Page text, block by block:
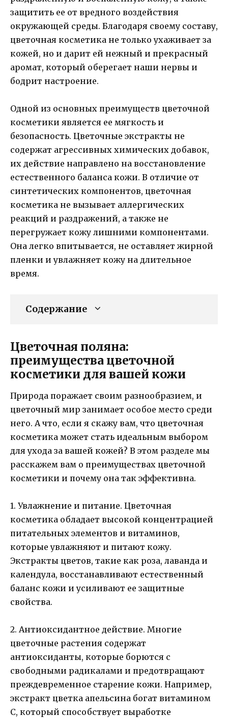
защитить ее от вредного воздействия
окружающей среды. Благодаря своему составу,
цветочная косметика не только ухаживает за
кожей, но и дарит ей нежный и прекрасный
аромат, который оберегает наши нервы и
бодрит настроение.
Одной из основных преимуществ цветочной
косметики является ее мягкость и
безопасность. Цветочные экстракты не
содержат агрессивных химических добавок,
их действие направлено на восстановление
естественного баланса кожи. В отличие от
синтетических компонентов, цветочная
косметика не вызывает аллергических
реакций и раздражений, а также не
перегружает кожу лишними компонентами.
Она легко впитывается, не оставляет жирной
пленки и увлажняет кожу на длительное
время.
Содержание
Цветочная поляна:
преимущества цветочной
косметики для вашей кожи
Природа поражает своим разнообразием, и
цветочный мир занимает особое место среди
него. А что, если я скажу вам, что цветочная
косметика может стать идеальным выбором
для ухода за вашей кожей? В этом разделе мы
расскажем вам о преимуществах цветочной
косметики и почему она так эффективна.
1. Увлажнение и питание. Цветочная
косметика обладает высокой концентрацией
питательных элементов и витаминов,
которые увлажняют и питают кожу.
Экстракты цветов, такие как роза, лаванда и
календула, восстанавливают естественный
баланс кожи и усиливают ее защитные
свойства.
2. Антиоксидантное действие. Многие
цветочные растения содержат
антиоксиданты, которые борются с
свободными радикалами и предотвращают
преждевременное старение кожи. Например,
экстракт цветка апельсина богат витамином
C, который способствует выработке